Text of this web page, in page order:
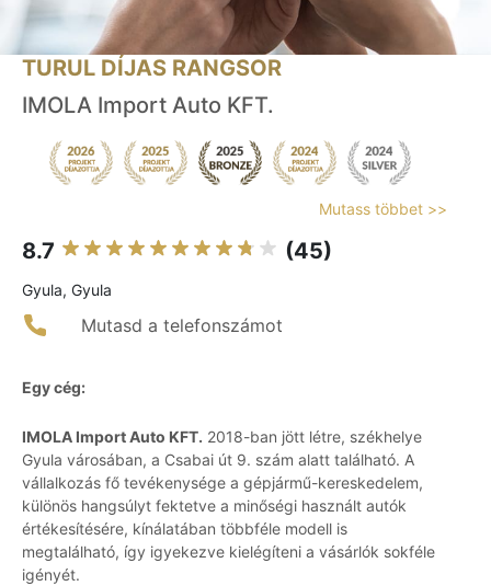
TURUL DÍJAS RANGSOR
IMOLA Import Auto KFT.
Mutass többet >>
8.7 (45)
Gyula, Gyula
Mutasd a telefonszámot
Egy cég:
IMOLA Import Auto KFT. 2018-ban jött létre, székhelye
Gyula városában, a Csabai út 9. szám alatt található. A
vállalkozás fő tevékenysége a gépjármű-kereskedelem,
különös hangsúlyt fektetve a minőségi használt autók
értékesítésére, kínálatában többféle modell is
megtalálható, így igyekezve kielégíteni a vásárlók sokféle
igényét.